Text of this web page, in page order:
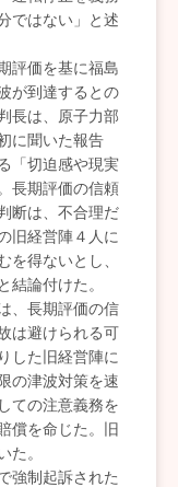
ではない」と述
評価を基に福島
が到達するとの
長は、原子力部
に聞いた報告
「切迫感や現実
長期評価の信頼
断は、不合理だ
旧経営陣４人に
を得ないとし、
結論付けた。
、長期評価の信
は避けられる可
した旧経営陣に
の津波対策を速
ての注意義務を
償を命じた。旧
た。
強制起訴された